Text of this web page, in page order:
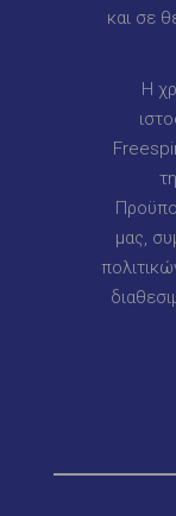
και σε
Η
μας,